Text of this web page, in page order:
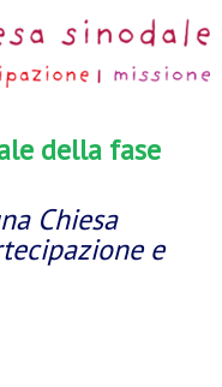
della fase
Chiesa
e